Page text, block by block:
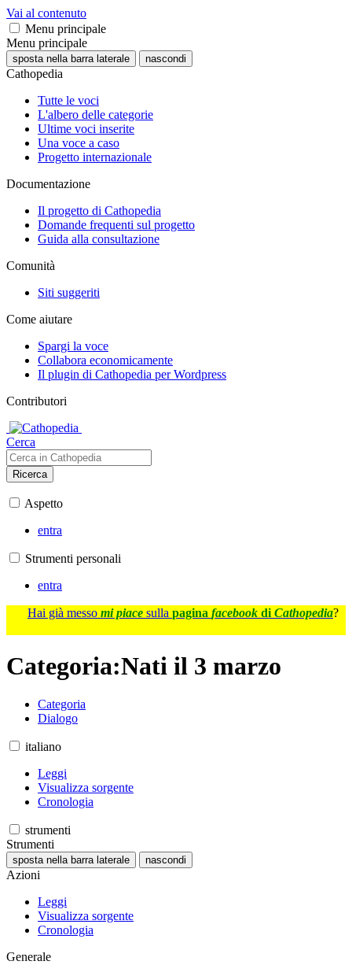
Vai al contenuto
Menu principale
Menu principale
sposta nella barra laterale nascondi
Cathopedia
Tutte le voci
L'albero delle categorie
Ultime voci inserite
Una voce a caso
Progetto internazionale
Documentazione
Il progetto di Cathopedia
Domande frequenti sul progetto
Guida alla consultazione
Comunità
Siti suggeriti
Come aiutare
Spargi la voce
Collabora economicamente
Il plugin di Cathopedia per Wordpress
Contributori
Cerca
Ricerca
Aspetto
entra
Strumenti personali
entra
Hai già messo mi piace sulla pagina facebook di Cathopedia?
Categoria:Nati il 3 marzo
Categoria
Dialogo
italiano
Leggi
Visualizza sorgente
Cronologia
strumenti
Strumenti
sposta nella barra laterale nascondi
Azioni
Leggi
Visualizza sorgente
Cronologia
Generale